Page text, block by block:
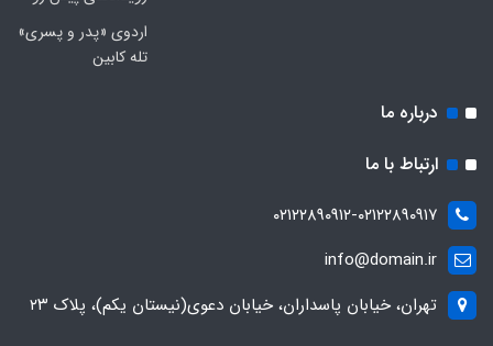
اردوی «پدر و پسری»
تله کابین
درباره ما
ارتباط با ما
۰۲۱۲۲۸۹۰۹۱۲-۰۲۱۲۲۸۹۰۹۱۷
info@domain.ir
تهران، خیابان پاسداران، خیابان دعوی(نیستان یکم)، پلاک ۲۳